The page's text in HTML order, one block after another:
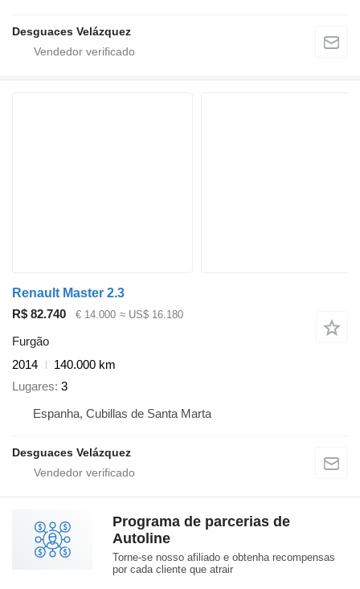
Desguaces Velázquez
Renault Master 2.3
R$ 82.740
€ 14.000 ≈ US$ 16.180
Furgão
2014
140.000 km
Lugares 3
Espanha, Cubillas de Santa Marta
Desguaces Velázquez
Programa de parcerias de
Autoline
Torne-se nosso afiliado e obtenha recompensas
por cada cliente que atrair